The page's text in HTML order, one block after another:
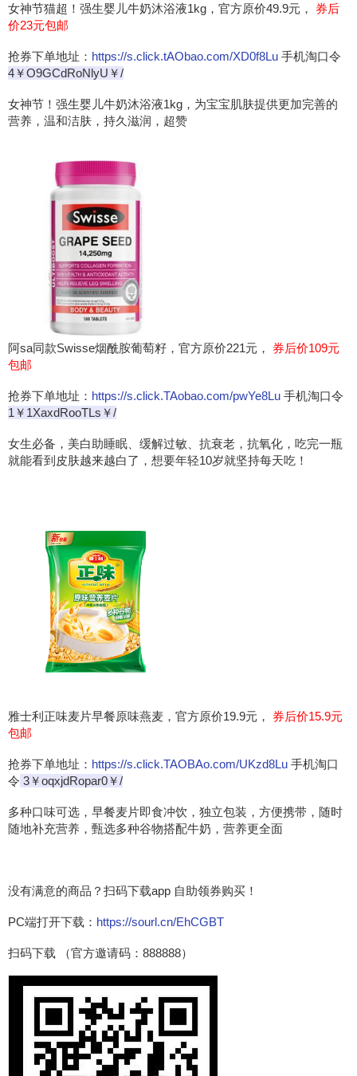
女神节猫超！强生婴儿牛奶沐浴液1kg，官方原价49.9元， 券后
价23元包邮
抢券下单地址： https://s.click.tAObao.com/XD0f8Lu 手机淘口令
4￥O9GCdRoNlyU￥/
女神节！强生婴儿牛奶沐浴液1kg，为宝宝肌肤提供更加完善的
营养，温和洁肤，持久滋润，超赞
阿sa同款Swisse烟酰胺葡萄籽，官方原价221元， 券后价109元
包邮
抢券下单地址： https://s.click.TAobao.com/pwYe8Lu 手机淘口令
1￥1XaxdRooTLs￥/
女生必备，美白助睡眠、缓解过敏、抗衰老，抗氧化，吃完一瓶
就能看到皮肤越来越白了，想要年轻10岁就坚持每天吃！
雅士利正味麦片早餐原味燕麦，官方原价19.9元， 券后价15.9元
包邮
抢券下单地址： https://s.click.TAOBAo.com/UKzd8Lu 手机淘口
令 3￥oqxjdRopar0￥/
多种口味可选，早餐麦片即食冲饮，独立包装，方便携带，随时
随地补充营养，甄选多种谷物搭配牛奶，营养更全面
没有满意的商品？扫码下载app 自助领券购买！
PC端打开下载： https://sourl.cn/EhCGBT
扫码下载 （官方邀请码：888888）